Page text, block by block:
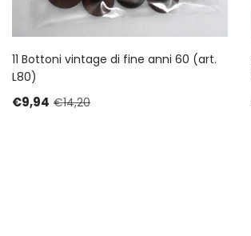
11 Bottoni vintage di fine anni 60 (art.
L80)
€9,94 €14,20